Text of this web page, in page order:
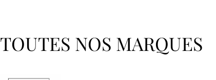
TOUTES NOS MARQUES